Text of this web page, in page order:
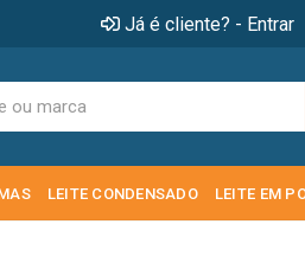
Já é cliente? - Entrar
LEITE CONDENSADO LEITE EM